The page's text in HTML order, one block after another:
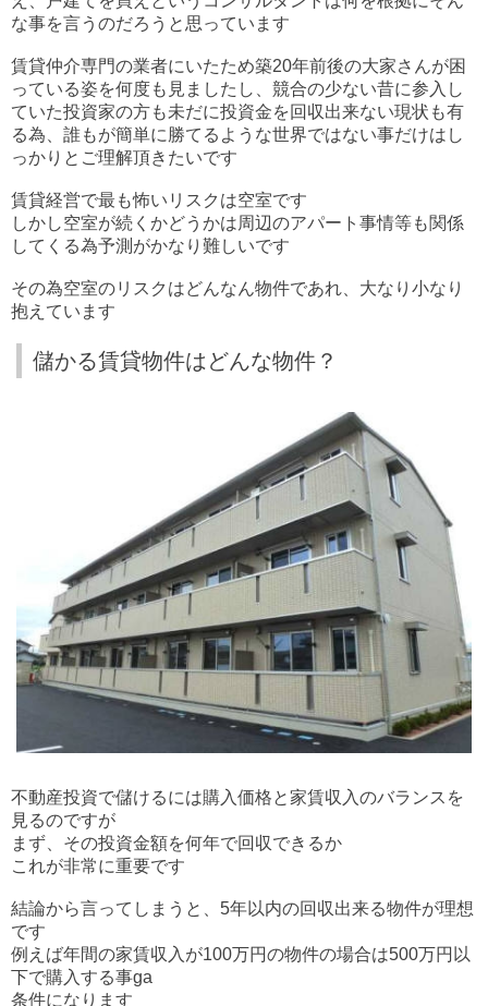
な事を言うのだろうと思っています
賃貸仲介専門の業者にいたため築20年前後の大家さんが困
っている姿を何度も見ましたし、競合の少ない昔に参入し
ていた投資家の方も未だに投資金を回収出来ない現状も有
る為、誰もが簡単に勝てるような世界ではない事だけはし
っかりとご理解頂きたいです
賃貸経営で最も怖いリスクは空室です
しかし空室が続くかどうかは周辺のアパート事情等も関係
してくる為予測がかなり難しいです
その為空室のリスクはどんなん物件であれ、大なり小なり
抱えています
儲かる賃貸物件はどんな物件？
不動産投資で儲けるには購入価格と家賃収入のバランスを
見るのですが
まず、その投資金額を何年で回収できるか
これが非常に重要です
結論から言ってしまうと、5年以内の回収出来る物件が理想
です
例えば年間の家賃収入が100万円の物件の場合は500万円以
下で購入する事ga
条件になります